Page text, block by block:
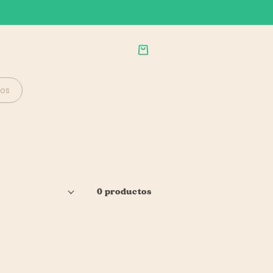
Carrito
0 productos